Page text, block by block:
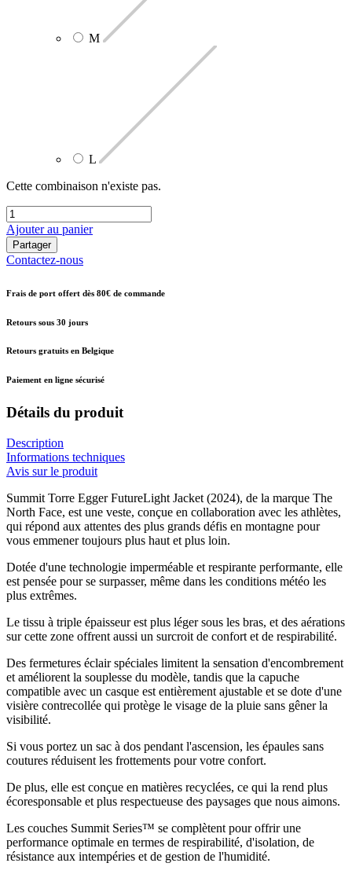
M
L
Cette combinaison n'existe pas.
Ajouter au panier
Partager
Contactez-nous
Frais de port offert dès 80€ de commande
Retours sous 30 jours
Retours gratuits en Belgique
Paiement en ligne sécurisé
Détails du produit
Description
Informations techniques
Avis sur le produit
Summit Torre Egger FutureLight Jacket (2024), de la marque The
North Face, est une veste, conçue en collaboration avec les athlètes,
qui répond aux attentes des plus grands défis en montagne pour
vous emmener toujours plus haut et plus loin.
Dotée d'une technologie imperméable et respirante performante, elle
est pensée pour se surpasser, même dans les conditions météo les
plus extrêmes.
Le tissu à triple épaisseur est plus léger sous les bras, et des aérations
sur cette zone offrent aussi un surcroit de confort et de respirabilité.
Des fermetures éclair spéciales limitent la sensation d'encombrement
et améliorent la souplesse du modèle, tandis que la capuche
compatible avec un casque est entièrement ajustable et se dote d'une
visière contrecollée qui protège le visage de la pluie sans gêner la
visibilité.
Si vous portez un sac à dos pendant l'ascension, les épaules sans
coutures réduisent les frottements pour votre confort.
De plus, elle est conçue en matières recyclées, ce qui la rend plus
écoresponsable et plus respectueuse des paysages que nous aimons.
Les couches Summit Series™ se complètent pour offrir une
performance optimale en termes de respirabilité, d'isolation, de
résistance aux intempéries et de gestion de l'humidité.